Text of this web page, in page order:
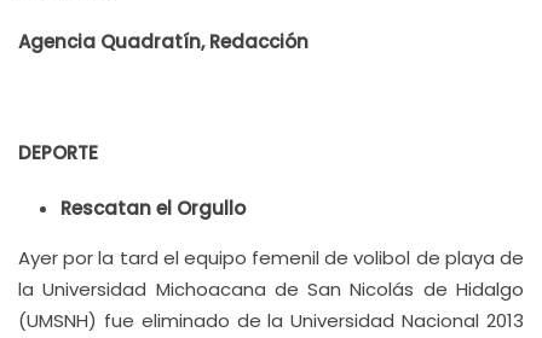
Agencia Quadratín, Redacción
DEPORTE
Rescatan el Orgullo
Ayer por la tard el equipo femenil de volibol de playa de
la Universidad Michoacana de San Nicolás de Hidalgo
(UMSNH) fue eliminado de la Universidad Nacional 2013